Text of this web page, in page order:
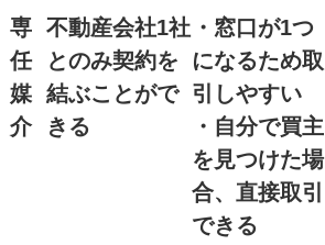
専
任
媒
介
不動産会社1社
とのみ契約を
結ぶことがで
きる
・窓口が1つ
になるため取
引しやすい
・自分で買主
を見つけた場
合、直接取引
できる